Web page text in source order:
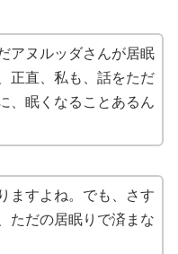
アヌルッダさんが居眠
正直、私も、話をただ
、眠くなることあるん
ますよね。でも、さす
ただの居眠りで済まな